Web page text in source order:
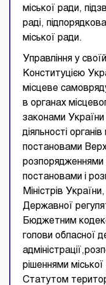
міської ради,
раді,
міської ради.
Управління у
Конституцією
місцеве
в органах
законами України
діяльності
постановами
постановами і
Міністрів
Державної
Бюджетним
голови обласної
рішеннями
Статутом